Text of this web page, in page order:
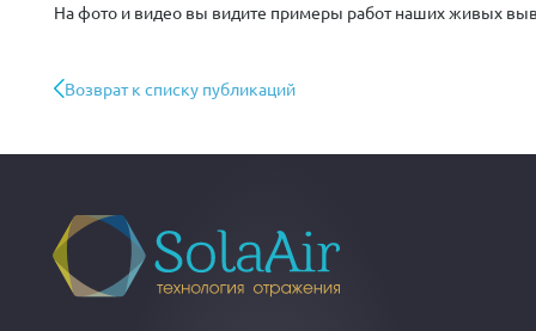
На фото и видео вы видите примеры работ наших живых
Возврат к списку публикаций